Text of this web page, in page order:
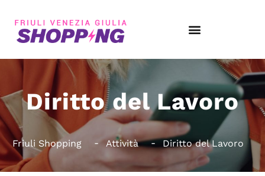
Diritto del Lavoro
Friuli Shopping Attività Diritto del Lavoro